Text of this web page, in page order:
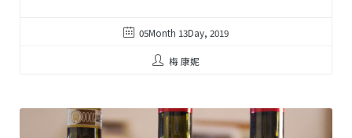
05Month 13Day, 2019
梅 康妮